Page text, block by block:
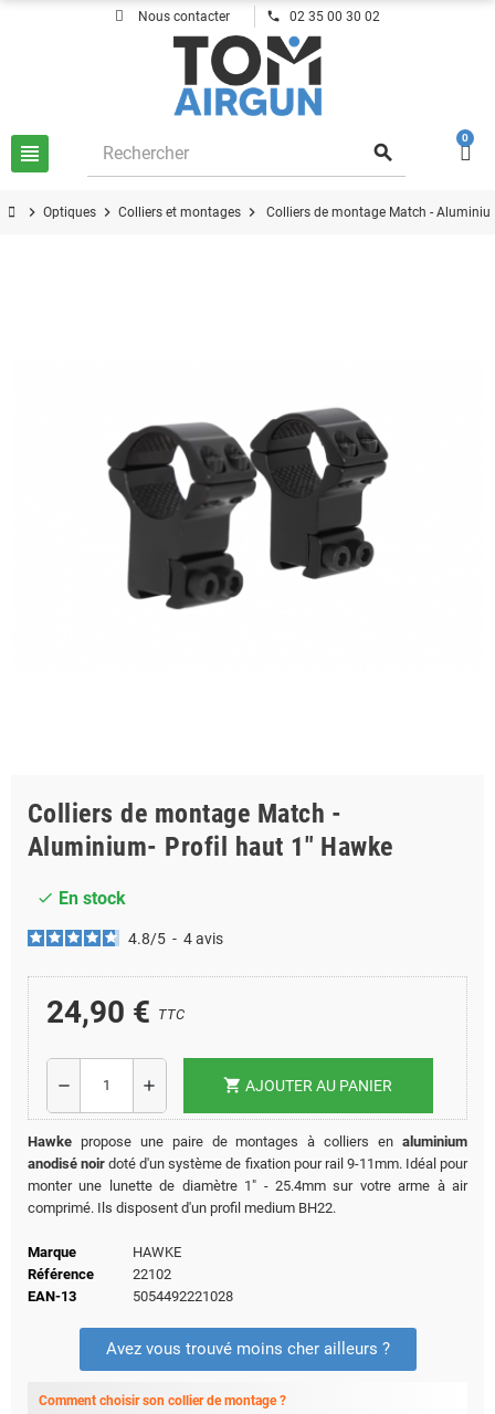
Nous contacter phone 02 35 00 30 02
view_headline search
0
chevron_right Optiques chevron_right Colliers et montages chevron_right Colliers de montage Match -
Colliers de montage Match -
Aluminium- Profil haut 1" Hawke
check En stock
4.8/5 - 4avis
24,90 € TTC
remove add shopping_cart AJOUTER AU PANIER
Hawke propose une paire de montages à colliers en aluminium
anodisé noir doté d'un système de fixation pour rail 9-11mm. Idéal pour
monter une lunette de diamètre 1" - 25.4mm sur votre arme à air
comprimé. Ils disposent d'un profil medium BH22.
Marque
HAWKE
Référence
22102
EAN-13
5054492221028
Avez vous trouvé moins cher ailleurs ?
Comment choisir son collier de montage ?